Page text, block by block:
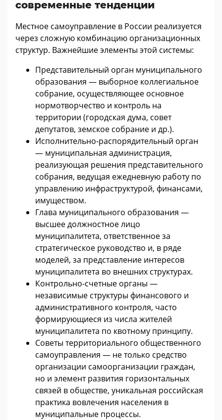
современные тенденции
Местное самоуправление в России реализуется
через сложную комбинацию организационных
структур. Важнейшие элементы этой системы:
Представительный орган муниципального
образования — выборное коллегиальное
собрание, осуществляющее основное
нормотворчество и контроль на
территории (городская дума, совет
депутатов, земское собрание и др.).
Исполнительно-распорядительный орган
— муниципальная администрация,
реализующая решения представительного
собрания, ведущая ежедневную работу по
управлению инфраструктурой, финансами,
имуществом.
Глава муниципального образования —
высшее должностное лицо
муниципалитета, ответственное за
стратегическое руководство и, в ряде
моделей, за представление интересов
муниципалитета во внешних структурах.
Контрольно-счетные органы —
независимые структуры финансового и
административного контроля, часто
формирующиеся из числа жителей
муниципалитета по квотному принципу.
Советы территориального общественного
самоуправления — не только средство
организации самоорганизации граждан,
но и элемент развития горизонтальных
связей в обществе, уникальная российская
практика вовлечения населения в
муниципальные процессы.